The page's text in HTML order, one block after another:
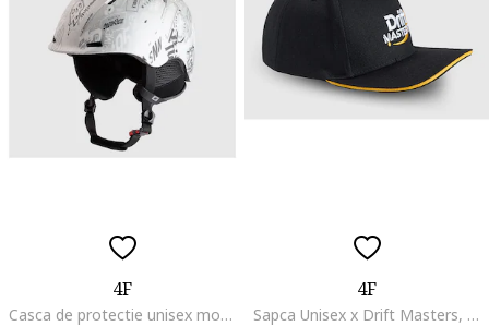
4F
Casca de protectie unisex model L/XL (59-61cm), gri, pentru schi si snowboard
4F
Sapca Unisex x Drift Masters, Fullcap, Bumbac, Snapback Reglabil, Negru/Galben/Alb, Colectia SS25